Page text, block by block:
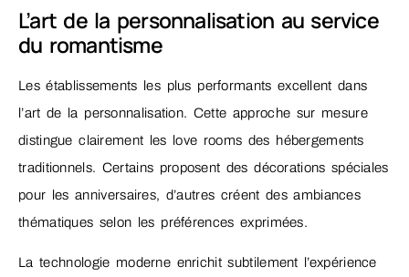
L’art de la personnalisation au service
du romantisme
Les établissements les plus performants excellent dans
l’art de la personnalisation. Cette approche sur mesure
distingue clairement les love rooms des hébergements
traditionnels. Certains proposent des décorations spéciales
pour les anniversaires, d’autres créent des ambiances
thématiques selon les préférences exprimées.
La technologie moderne enrichit subtilement l’expérience